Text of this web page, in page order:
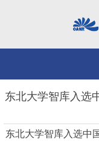
东北大学智库入选
东北大学智库入选中